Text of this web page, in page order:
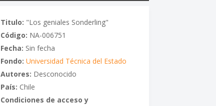
Titulo: "Los geniales Sonderling"
Código: NA-006751
Fecha: Sin fecha
Fondo: Universidad Técnica del Estado
Autores: Desconocido
País: Chile
Condiciones de acceso y